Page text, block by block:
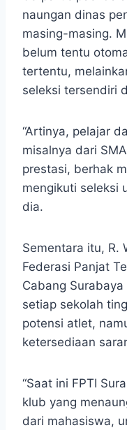
naungan dinas
masing-masing.
belum tentu
tertentu,
seleksi tersendiri
“Artinya, pelajar
misalnya dari
prestasi, berhak
mengikuti seleksi
dia.
Sementara itu, R.
Federasi Panjat
Cabang
setiap sekolah
potensi atlet,
ketersediaan
“Saat ini FPTI
klub yang
dari mahasiswa,